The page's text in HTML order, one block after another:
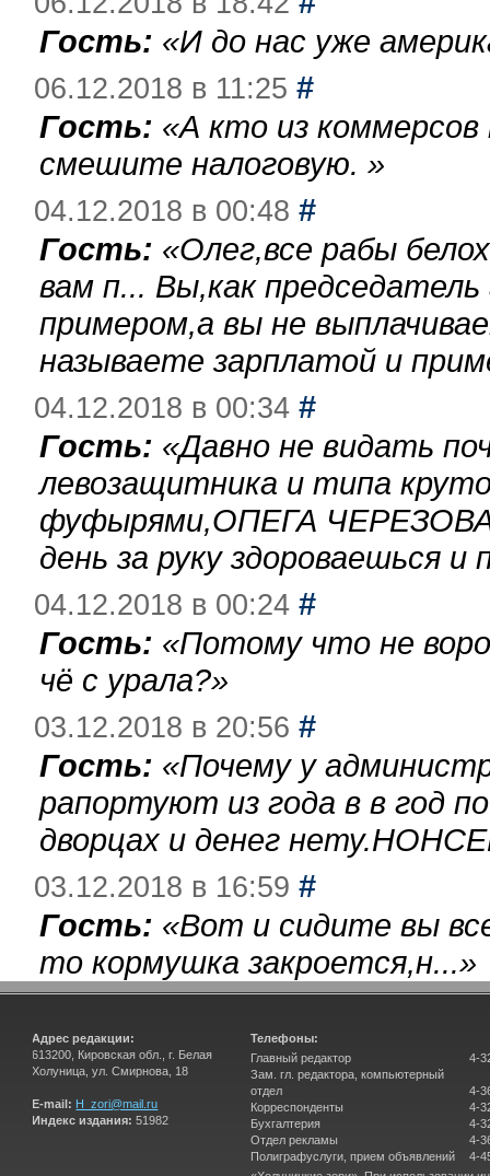
Гость: «И до нас уже
06.12.2018 в 11:25 #
Гость: «А кто из
смешите налоговую. »
04.12.2018 в 00:48 #
Гость: «Олег,все рабы
вам п... Вы,как
примером,а вы не
называете зарплатой и
04.12.2018 в 00:34 #
Гость: «Давно не видать
левозащитника и типа
фуфырями,ОПЕГА
день за руку здороваешься
04.12.2018 в 00:24 #
Гость: «Потому что не
чё с урала?»
03.12.2018 в 20:56 #
Гость: «Почему у
рапортуют из года в в год
дворцах и денег
03.12.2018 в 16:59 #
Гость: «Вот и сидите вы
то кормушка закроется,н...»
Адрес редакции:
613200, Кировская обл., г. Белая
Холуница, ул. Смирнова, 18
E-mail: H_zori@mail.ru
Индекс издания: 51982
Телефоны:
Главный редактор
Зам. гл. редактора, компьютерный
отдел
Корреспонденты
Бухгалтерия
Отдел рекламы
Полиграфуслуги, прием объявлений
4-
4-
4-
4-
4-
4-